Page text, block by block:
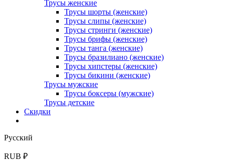
Трусы женские
Трусы шорты (женские)
Трусы слипы (женские)
Трусы стринги (женские)
Трусы брифы (женские)
Трусы танга (женские)
Трусы бразилиано (женские)
Трусы хипстеры (женские)
Трусы бикини (женские)
Трусы мужские
Трусы боксеры (мужские)
Трусы детские
Скидки
Русский
RUB ₽